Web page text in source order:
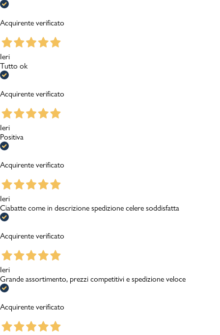
Acquirente verificato
Ieri
Tutto ok
Acquirente verificato
Ieri
Positiva
Acquirente verificato
Ieri
Ciabatte come in descrizione spedizione celere soddisfatta
Acquirente verificato
Ieri
Grande assortimento, prezzi competitivi e spedizione veloce
Acquirente verificato